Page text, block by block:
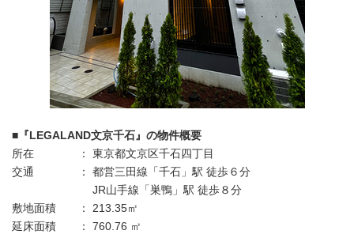
■ 『 LEGALAND文京千石』の物件概要
所在 ： 東京都文京区千石四丁目
交通 ： 都営三田線「千石」駅 徒歩６分
JR山手線「巣鴨」駅 徒歩８分
敷地面積 ： 213.35㎡
延床面積 ： 760.76 ㎡